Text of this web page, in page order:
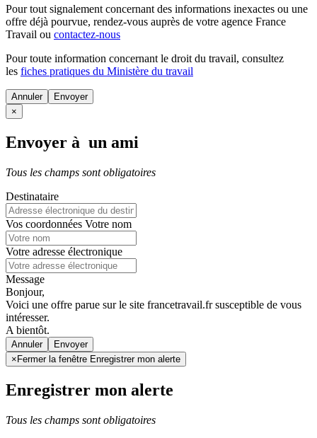
Pour tout signalement concernant des informations inexactes ou une
offre déjà pourvue, rendez-vous auprès de votre agence France
Travail ou contactez-nous
Pour toute information concernant le droit du travail, consultez
les fiches pratiques du Ministère du travail
Annuler
×
Envoyer à un ami
Tous les champs sont obligatoires
Destinataire
Vos coordonnées Votre nom
Votre adresse électronique
Message
Bonjour,
Voici une offre parue sur le site francetravail.fr susceptible de vous
intéresser.
A bientôt.
Annuler
× Fermer la fenêtre Enregistrer mon alerte
Enregistrer mon alerte
Tous les champs sont obligatoires